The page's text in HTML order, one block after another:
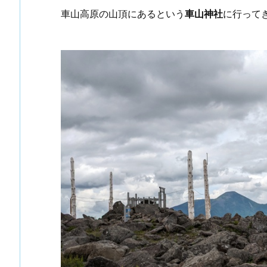
車山高原の山頂にあるという 車山神社に行って